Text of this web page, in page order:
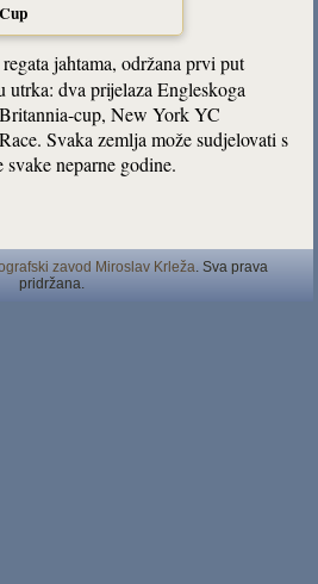
regata jahtama, održana prvi put
utrka: dva prijelaza Engleskoga
cup, New York YC
Svaka zemlja može sudjelovati s
svake neparne godine.
zavod Miroslav Krleža. Sva prava
pridržana.